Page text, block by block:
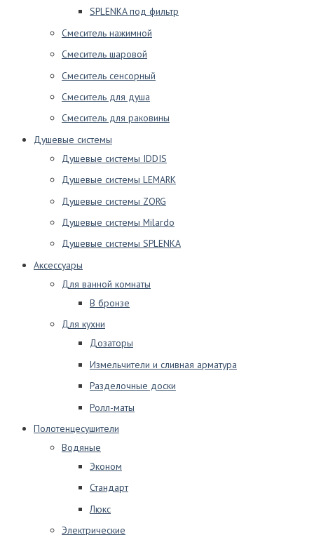
SPLENKA под фильтр
Смеситель нажимной
Смеситель шаровой
Смеситель сенсорный
Смеситель для душа
Смеситель для раковины
Душевые системы
Душевые системы IDDIS
Душевые системы LEMARK
Душевые системы ZORG
Душевые системы Milardo
Душевые системы SPLENKA
Аксессуары
Для ванной комнаты
В бронзе
Для кухни
Дозаторы
Измельчители и сливная арматура
Разделочные доски
Ролл-маты
Полотенцесушители
Водяные
Эконом
Стандарт
Люкс
Электрические